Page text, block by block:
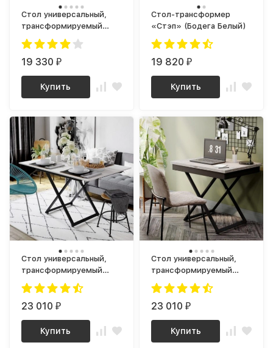
Стол универсальный,
трансформируемый
Андрэ Хром ЛДСП
Белый / Черный
19 330₽
Купить
Стол-трансформер
«Стэп» (Бодега Белый)
19 820₽
Купить
Стол универсальный,
трансформируемый
Генри Белый премиум /
Черный
23 010₽
Купить
Стол универсальный,
трансформируемый
Генри Бетон чикаго /
Черный
23 010₽
Купить